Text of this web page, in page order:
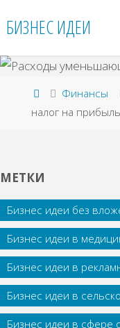
БИЗНЕС ИДЕИ
Главная
Финансы
налог на прибыль
МЕТКИ
Бизнес идеи без
Бизнес идеи в
Бизнес идеи в
Бизнес идеи в
Бизнес идеи в сфере